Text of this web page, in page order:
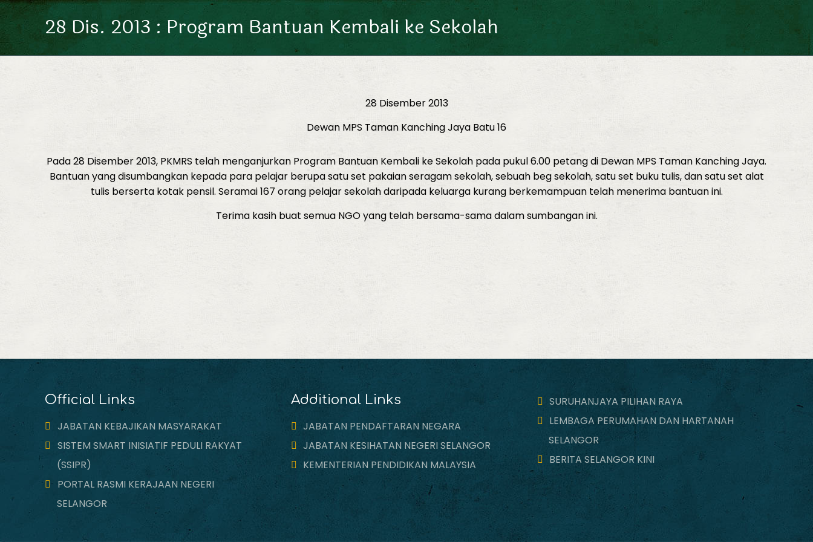
28 Dis. 2013 : Program Bantuan Kembali ke Sekolah
28 Disember 2013
Dewan MPS Taman Kanching Jaya Batu 16
Pada 28 Disember 2013, PKMRS telah menganjurkan Program Bantuan Kembali ke Sekolah pada pukul 6.00 petang di Dewan MPS Taman Kanching Jaya.
Bantuan yang disumbangkan kepada para pelajar berupa satu set pakaian seragam sekolah, sebuah beg sekolah, satu set buku tulis, dan satu set alat
tulis berserta kotak pensil. Seramai 167 orang pelajar sekolah daripada keluarga kurang berkemampuan telah menerima bantuan ini.
Terima kasih buat semua NGO yang telah bersama-sama dalam sumbangan ini.
Official Links
JABATAN KEBAJIKAN MASYARAKAT
SISTEM SMART INISIATIF PEDULI RAKYAT
(SSIPR)
PORTAL RASMI KERAJAAN NEGERI
SELANGOR
Additional Links
JABATAN PENDAFTARAN NEGARA
JABATAN KESIHATAN NEGERI SELANGOR
KEMENTERIAN PENDIDIKAN MALAYSIA
SURUHANJAYA PILIHAN RAYA
LEMBAGA PERUMAHAN DAN HARTANAH
SELANGOR
BERITA SELANGOR KINI